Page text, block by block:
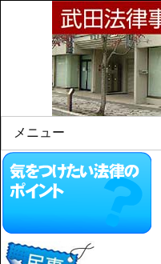
メニュー
Home
所属弁護士
法律相談案内
弁護士料について